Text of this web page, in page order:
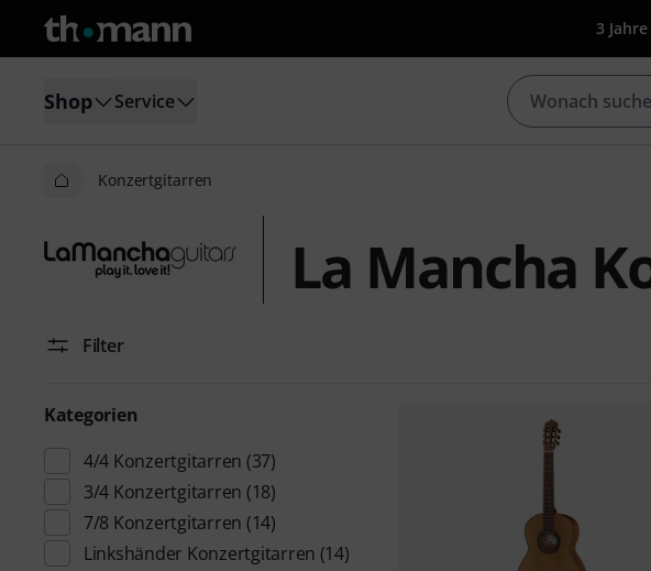
3
Shop Service
Konzertgitarren
La Mancha
Filter
Kategorien
4/4 Konzertgitarren (37)
3/4 Konzertgitarren (18)
7/8 Konzertgitarren (14)
Linkshänder Konzertgitarren (14)